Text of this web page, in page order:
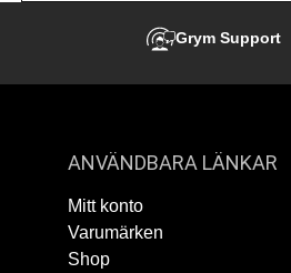
Grym Support
ANVÄNDBARA LÄNKAR
Mitt konto
Varumärken
Shop